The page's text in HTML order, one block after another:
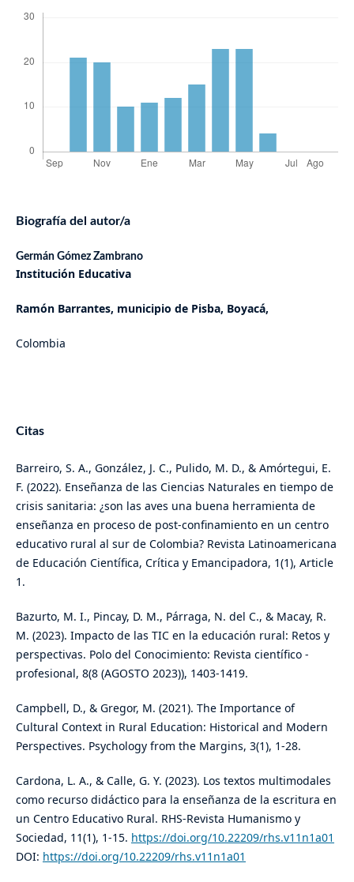
Biografía del autor/a
Germán Gómez Zambrano
Institución Educativa
Ramón Barrantes, municipio de Pisba, Boyacá,
Colombia
Citas
Barreiro, S. A., González, J. C., Pulido, M. D., & Amórtegui, E.
F. (2022). Enseñanza de las Ciencias Naturales en tiempo de
crisis sanitaria: ¿son las aves una buena herramienta de
enseñanza en proceso de post-confinamiento en un centro
educativo rural al sur de Colombia? Revista Latinoamericana
de Educación Científica, Crítica y Emancipadora, 1(1), Article
1.
Bazurto, M. I., Pincay, D. M., Párraga, N. del C., & Macay, R.
M. (2023). Impacto de las TIC en la educación rural: Retos y
perspectivas. Polo del Conocimiento: Revista científico -
profesional, 8(8 (AGOSTO 2023)), 1403-1419.
Campbell, D., & Gregor, M. (2021). The Importance of
Cultural Context in Rural Education: Historical and Modern
Perspectives. Psychology from the Margins, 3(1), 1-28.
Cardona, L. A., & Calle, G. Y. (2023). Los textos multimodales
como recurso didáctico para la enseñanza de la escritura en
un Centro Educativo Rural. RHS-Revista Humanismo y
Sociedad, 11(1), 1-15. https://doi.org/10.22209/rhs.v11n1a01
DOI: https://doi.org/10.22209/rhs.v11n1a01